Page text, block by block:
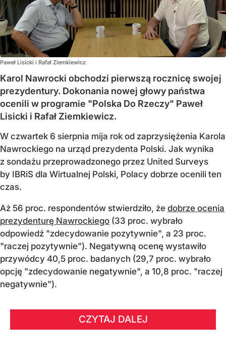
Paweł Lisicki i Rafał Ziemkiewicz
Karol Nawrocki obchodzi pierwszą rocznicę swojej
prezydentury. Dokonania nowej głowy państwa
ocenili w programie "Polska Do Rzeczy" Paweł
Lisicki i Rafał Ziemkiewicz.
W czwartek 6 sierpnia mija rok od zaprzysiężenia Karola
Nawrockiego na urząd prezydenta Polski. Jak wynika
z sondażu przeprowadzonego przez United Surveys
by IBRiS dla Wirtualnej Polski, Polacy dobrze ocenili ten
czas.
Aż 56 proc. respondentów stwierdziło, że dobrze ocenia
prezydenturę Nawrockiego (33 proc. wybrało
odpowiedź "zdecydowanie pozytywnie", a 23 proc.
"raczej pozytywnie"). Negatywną ocenę wystawiło
przywódcy 40,5 proc. badanych (29,7 proc. wybrało
opcję "zdecydowanie negatywnie", a 10,8 proc. "raczej
negatywnie").
CZYTAJ DALEJ